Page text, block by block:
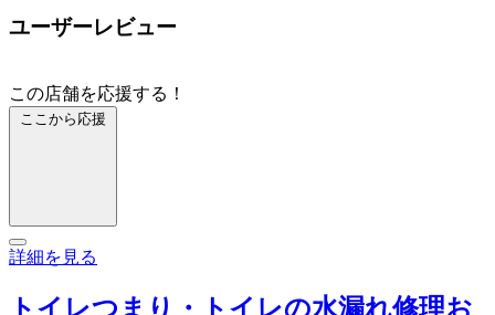
ユーザーレビュー
この店舗を応援する！
ここから応援
詳細を見る
トイレつまり・トイレの水漏れ修理お